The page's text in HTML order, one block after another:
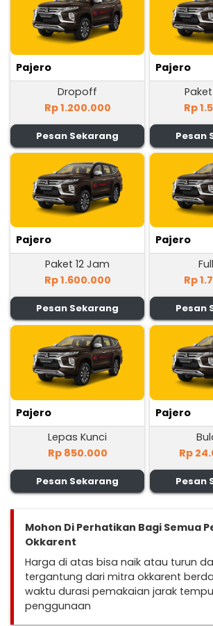
Pajero
Dropoff
Rp 1.200.000
Pesan Sekarang
Pajero
Rp
Pesan
Pajero
Paket 12 Jam
Rp 1.600.000
Pesan Sekarang
Pajero
Rp
Pesan
Pajero
Lepas Kunci
Rp 850.000
Pesan Sekarang
Pajero
Rp
Pesan
Mohon Di Perhatikan Bagi Semua
Okkarent
Harga di atas bisa naik atau turun
tergantung dari mitra okkarent
waktu durasi pemakaian jarak
penggunaan